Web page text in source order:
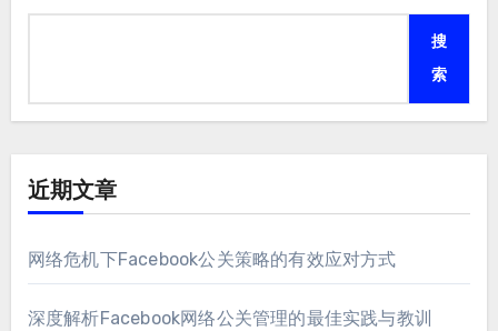
搜
索
近期文章
网络危机下Facebook公关策略的有效应对方式
深度解析Facebook网络公关管理的最佳实践与教训